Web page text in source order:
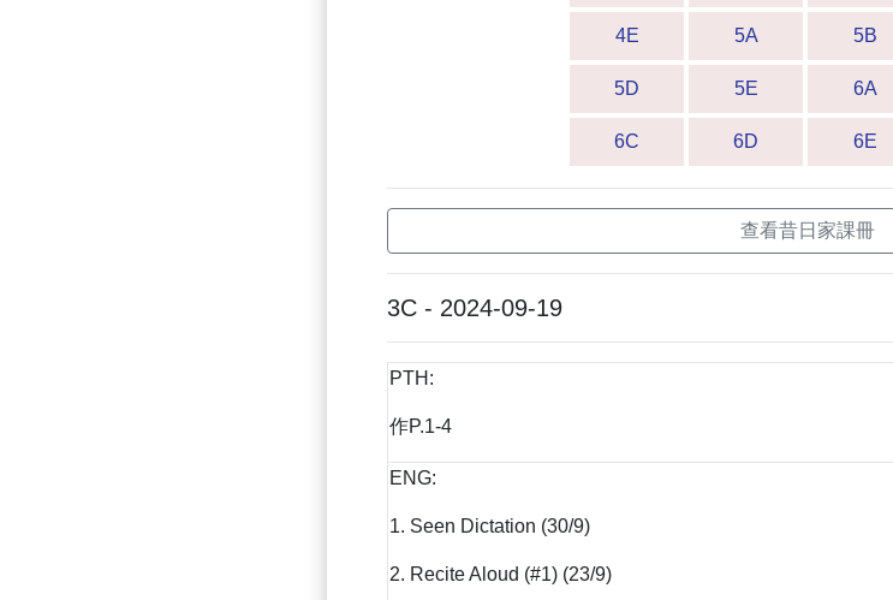
4E 5A 5B
5D 5E 6A
6C 6D 6E
查看昔日家課冊
3C - 2024-09-19
PTH:
作P.1-4
ENG:
1. Seen Dictation (30/9)
2. Recite Aloud (#1) (23/9)